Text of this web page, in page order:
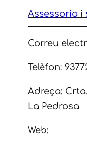
Assessoria i
Correu
Telèfon:
Adreça: Crta.
La Pedrosa
Web: